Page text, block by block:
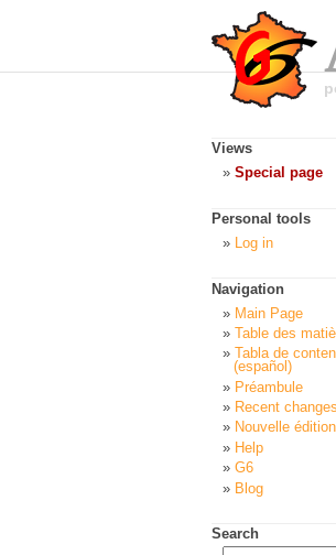
Views
Special page
Personal tools
Log in
Navigation
Main Page
Table des
Tabla de
(español)
Préambule
Recent changes
Nouvelle
Help
G6
Blog
Search